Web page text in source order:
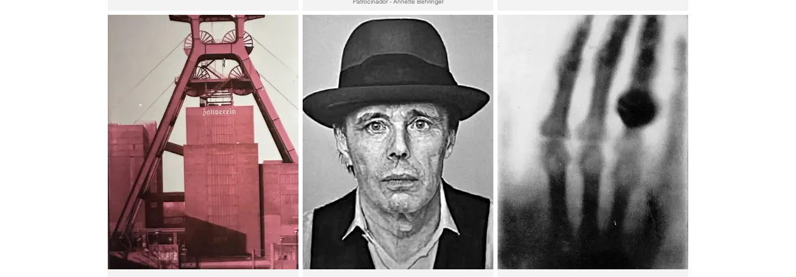
Patrocinador - Annette Behringer